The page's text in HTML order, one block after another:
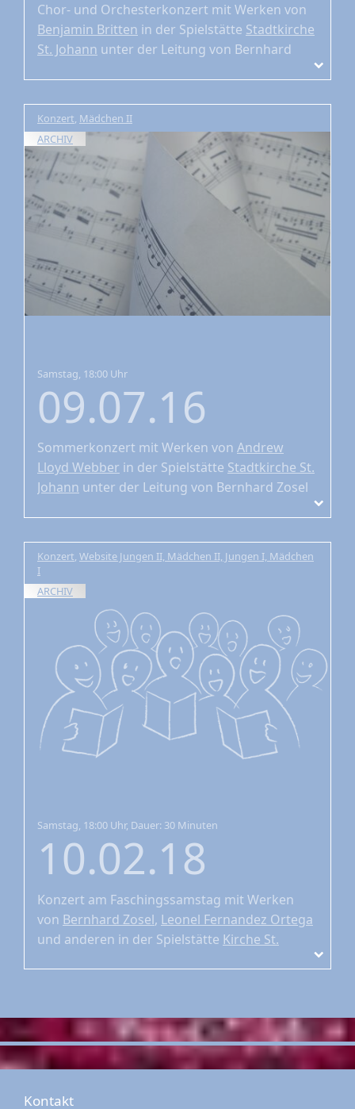
Chor- und Orchesterkonzert mit Werken von
Benjamin Britten in der Spielstätte Stadtkirche
St. Johann unter der Leitung von Bernhard
Konzert, Mädchen II
ARCHIV
Samstag, 18:00 Uhr
09.07.16
Sommerkonzert mit Werken von Andrew
Lloyd Webber in der Spielstätte Stadtkirche St.
Johann unter der Leitung von Bernhard Zosel
Konzert Website Jungen II, Mädchen II, Jungen I, Mädchen
I
ARCHIV
Samstag, 18:00 Uhr, Dauer: 30 Minuten
10.02.18
Konzert am Faschingssamstag mit Werken
von Bernhard Zosel, Leonel Fernandez Ortega
und anderen in der Spielstätte Kirche St.
Kontakt